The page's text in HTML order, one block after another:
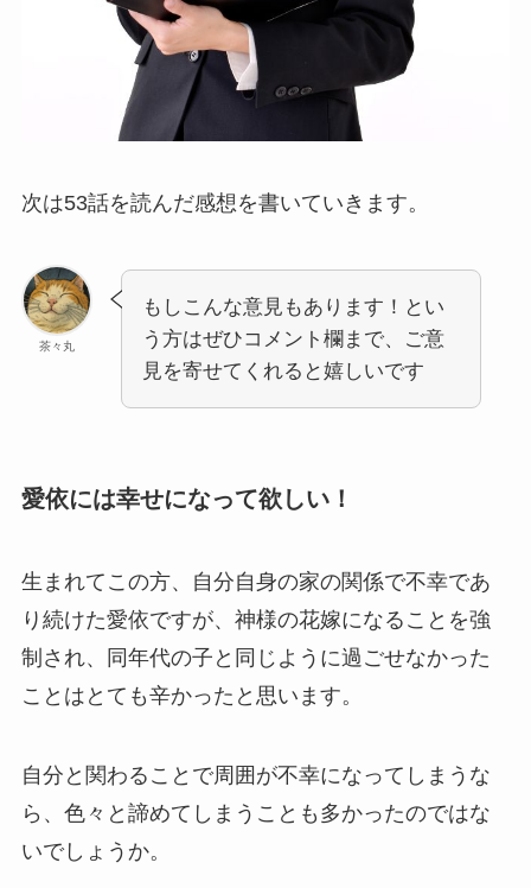
次は53話を読んだ感想を書いていきます。
茶々丸
もしこんな意見もあります！とい
う方はぜひコメント欄まで、ご意
見を寄せてくれると嬉しいです
愛依には幸せになって欲しい！
生まれてこの方、自分自身の家の関係で不幸であ
り続けた愛依ですが、神様の花嫁になることを強
制され、同年代の子と同じように過ごせなかった
ことはとても辛かったと思います。
自分と関わることで周囲が不幸になってしまうな
ら、色々と諦めてしまうことも多かったのではな
いでしょうか。